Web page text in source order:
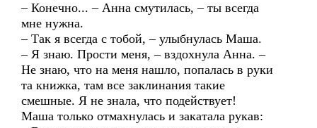
– Конечно... – Анна смутилась, – ты всегда
мне нужна.
– Так я всегда с тобой, – улыбнулась Маша.
– Я знаю. Прости меня, – вздохнула Анна. –
Не знаю, что на меня нашло, попалась в руки
та книжка, там все заклинания такие
смешные. Я не знала, что подействует!
Маша только отмахнулась и закатала рукав: